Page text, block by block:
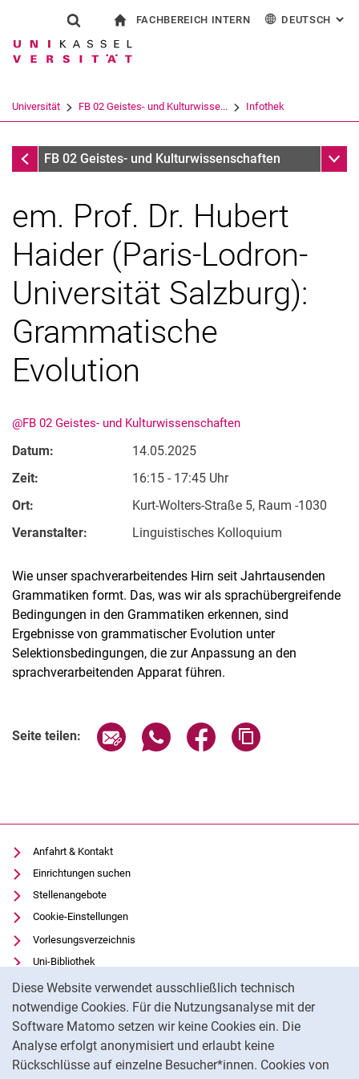
Springe direkt zu: Inhalt
Springe direkt zu: Suche
Springe direkt zu:
Diese Website verwendet ausschließlich technisch
notwendige Cookies. Für die Nutzungsanalyse mit der
Software Matomo setzen wir keine Cookies ein. Die
Analyse erfolgt anonymisiert und erlaubt keine
Rückschlüsse auf einzelne Besucher*innen. Cookies von
Suchformular
Suchbegriff
Suchen (öffnet externen Link in einem
FACHBEREICH INTERN DEUTSCH :
Universität FB 02 Geistes- und Kulturwisse... Infothek
InfothekFB 02 Geistes- und Kulturwissenschaften
em. Prof. Dr. Hubert
Haider (Paris-Lodron-
Universität Salzburg):
Grammatische
Evolution
@FB 02 Geistes- und Kulturwissenschaften
Datum:
14.05.2025
Zeit:
16:15 - 17:45 Uhr
Ort:
Kurt-Wolters-Straße 5, Raum -1030
Veranstalter:
Linguistisches Kolloquium
Wie unser spachverarbeitendes Hirn seit Jahrtausenden
Grammatiken formt. Das, was wir als sprachübergreifende
Bedingungen in den Grammatiken erkennen, sind
Ergebnisse von grammatischer Evolution unter
Selektionsbedingungen, die zur Anpassung an den
sprachverarbeitenden Apparat führen.
Seite teilen: Seite über E-Mail teilen
Seite über WhatsApp teilen
Seite über Facebook
Anfahrt & Kontakt
Einrichtungen suchen
Stellenangebote
Cookie-Einstellungen
Vorlesungsverzeichnis
Uni-Bibliothek
Moodle
Panopto
Datenschutz
Barrierefreiheit
Transparenter KI-Einsatz